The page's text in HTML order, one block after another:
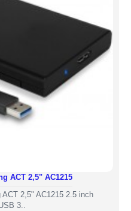
ACT 2,5" AC1215
2,5" AC1215 2.5 inch
3..